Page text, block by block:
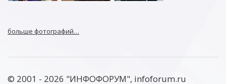
больше фотографий…
© 2001 - 2026 "ИНФОФОРУМ", infoforum.ru